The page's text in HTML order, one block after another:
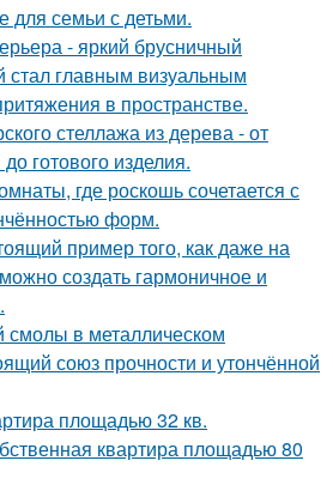
для семьи с детьми.
- яркий брусничный
стал главным визуальным
в пространстве.
стеллажа из дерева - от
готового изделия.
где роскошь сочетается с
форм.
пример того, как даже на
создать гармоничное и
смолы в металлическом
союз прочности и утончённой
площадью 32 кв.
квартира площадью 80